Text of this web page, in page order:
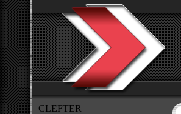
CLEFTER